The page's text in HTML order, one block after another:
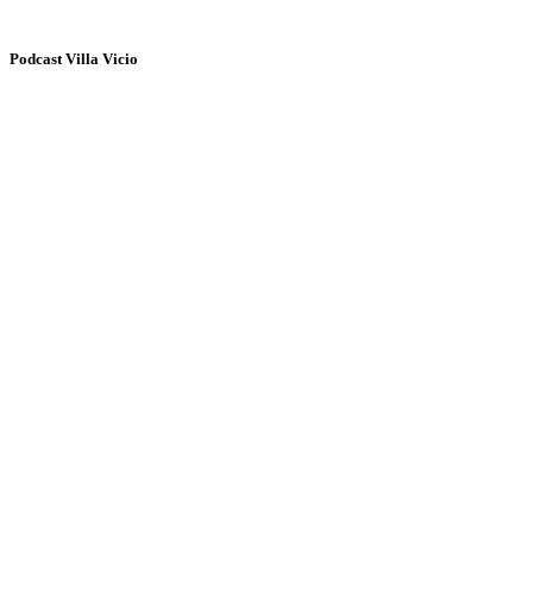
Podcast Villa Vicio